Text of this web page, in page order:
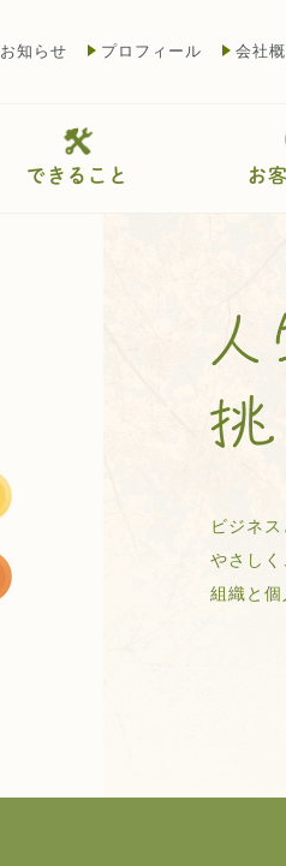
お知らせ プロフィール 会社
できること お
ビジネ
やさし
組織と